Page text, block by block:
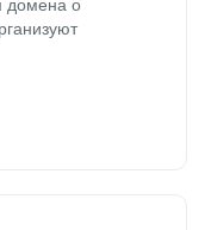
домена о